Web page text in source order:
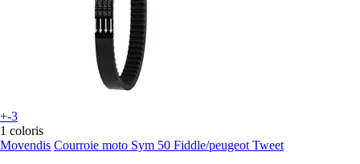
+-3
1 coloris
Movendis Courroie moto Sym 50 Fiddle/peugeot Tweet